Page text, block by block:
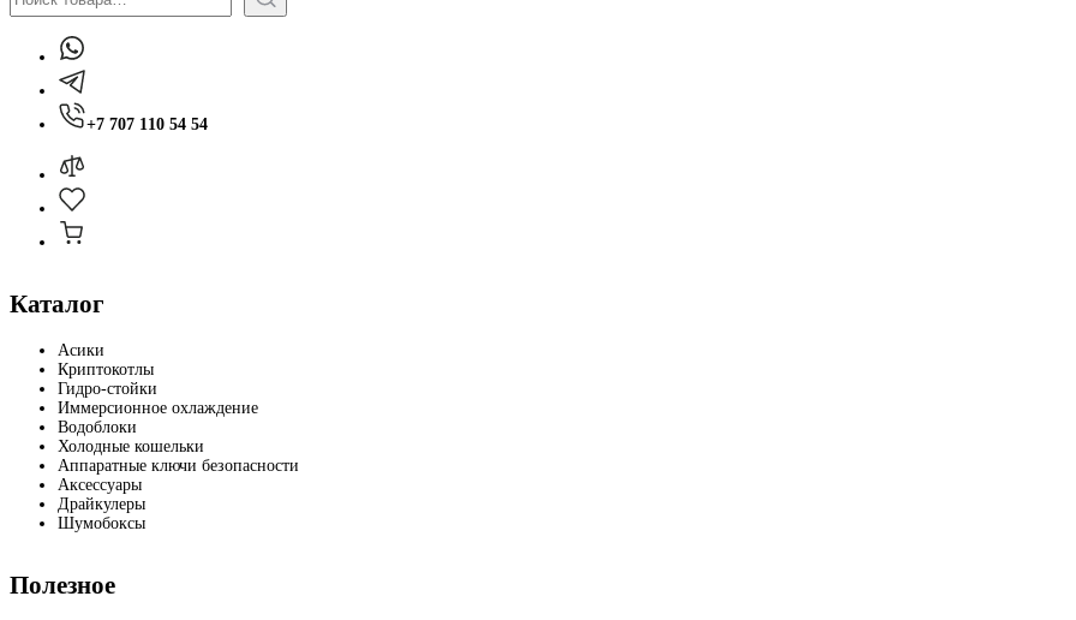
+7 707 110 54 54
Каталог
Асики
Криптокотлы
Гидро-стойки
Иммерсионное охлаждение
Водоблоки
Холодные кошельки
Аппаратные ключи безопасности
Аксессуары
Драйкулеры
Шумобоксы
Полезное